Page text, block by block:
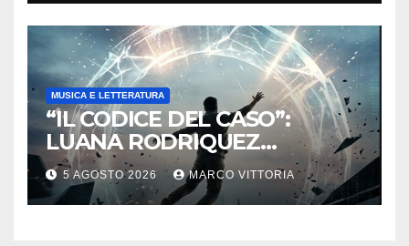
MUSICA E LETTERATURA
“IL CODICE DEL CASO”:
LUANA RODRIQUEZ
ESORDISCE CON UN
THRILLER SUL CONFINE TRA
DESTINO E MANIPOLAZIONE
5 AGOSTO 2026 MARCO VITTORIA